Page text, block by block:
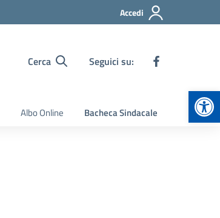
Accedi
Cerca Seguici su:
Albo Online Bacheca Sindacale